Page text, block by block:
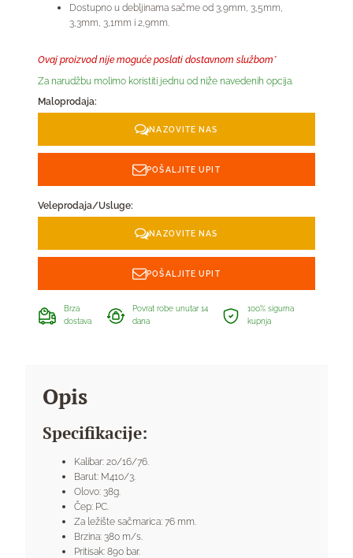
Dostupno u debljinama sačme od 3,9mm, 3,5mm,
3,3mm, 3,1mm i 2,9mm.
Ovaj proizvod nije moguće poslati dostavnom službom*
Za narudžbu molimo koristiti jednu od niže navedenih opcija.
Maloprodaja:
NAZOVITE NAS
POŠALJITE UPIT
Veleprodaja/Usluge:
NAZOVITE NAS
POŠALJITE UPIT
Brza
dostava
Povrat robe unutar 14
dana
100% sigurna
kupnja
Opis
Specifikacije:
Kalibar: 20/16/76.
Barut: M410/3.
Olovo: 38g.
Čep: PC.
Za ležište sačmarica: 76 mm.
Brzina: 380 m/s.
Pritisak: 890 bar.